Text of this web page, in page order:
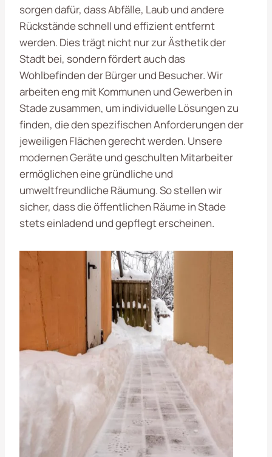
sorgen dafür, dass Abfälle, Laub und andere
Rückstände schnell und effizient entfernt
werden. Dies trägt nicht nur zur Ästhetik der
Stadt bei, sondern fördert auch das
Wohlbefinden der Bürger und Besucher. Wir
arbeiten eng mit Kommunen und Gewerben in
Stade zusammen, um individuelle Lösungen zu
finden, die den spezifischen Anforderungen der
jeweiligen Flächen gerecht werden. Unsere
modernen Geräte und geschulten Mitarbeiter
ermöglichen eine gründliche und
umweltfreundliche Räumung. So stellen wir
sicher, dass die öffentlichen Räume in Stade
stets einladend und gepflegt erscheinen.